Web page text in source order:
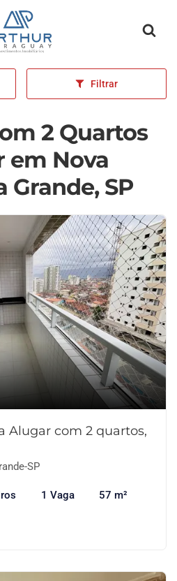
inicial
Filtrar
2 Quartos
em Nova
Grande, SP
Alugar com 2 quartos,
SP
1 Vaga 57 m²